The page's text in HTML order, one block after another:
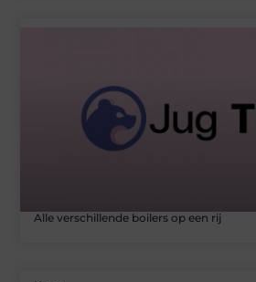
Alle verschillende boilers op een rij